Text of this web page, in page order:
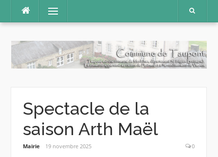
contenu
Menu
Spectacle de la
saison Arth Maël
Mairie 19 novembre 2025 0